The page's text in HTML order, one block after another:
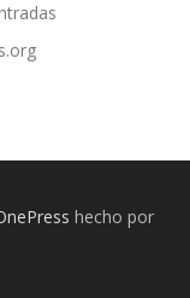
hecho por